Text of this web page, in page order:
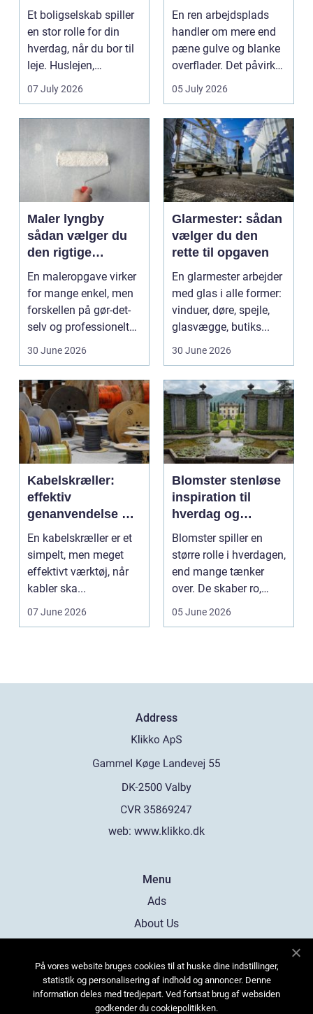
Et boligselskab spiller
en stor rolle for din
hverdag, når du bor til
leje. Huslejen,
vedligeh...
07 July 2026
mest værdi for
pengene
En ren arbejdsplads
handler om mere end
pæne gulve og blanke
overflader. Det påvirker
både arbejdsmi...
05 July 2026
Maler lyngby
sådan vælger du
den rigtige
fagmand
En maleropgave virker
for mange enkel, men
forskellen på gør-det-
selv og professionelt
arbejde er of...
30 June 2026
Glarmester: sådan
vælger du den
rette til opgaven
En glarmester arbejder
med glas i alle former:
vinduer, døre, spejle,
glasvægge, butiks...
30 June 2026
Kabelskræller:
effektiv
genanvendelse og
bedre økonomi i
kabelhåndtering
En kabelskræller er et
simpelt, men meget
effektivt værktøj, når
kabler ska...
07 June 2026
Blomster stenløse
inspiration til
hverdag og
særlige øjeblikke
Blomster spiller en
større rolle i hverdagen,
end mange tænker
over. De skaber ro,
glæde og nærvær, ...
05 June 2026
Address
web: www.klikko.dk
Menu
Ads
About Us
Contact
Sitemap
På vores website bruges cookies til at huske dine indstillinger,
statistik og personalisering af indhold og annoncer. Denne
information deles med tredjepart. Ved fortsat brug af websiden
godkender du cookiepolitikken.